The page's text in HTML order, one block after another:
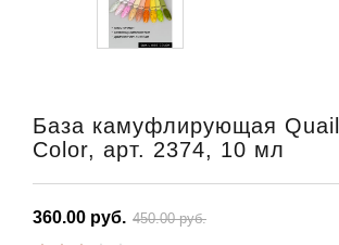
База камуфлирующая
Color, арт. 2374, 10 мл
360.00 руб. 450.00 руб.